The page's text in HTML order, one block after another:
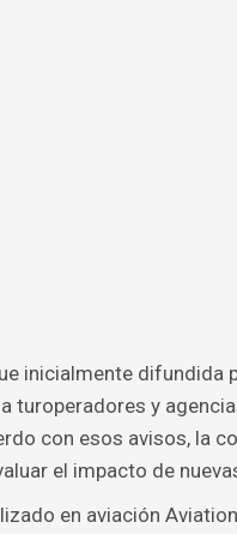
inicialmente difundida
turoperadores y
con esos avisos, la
el impacto de
en aviación